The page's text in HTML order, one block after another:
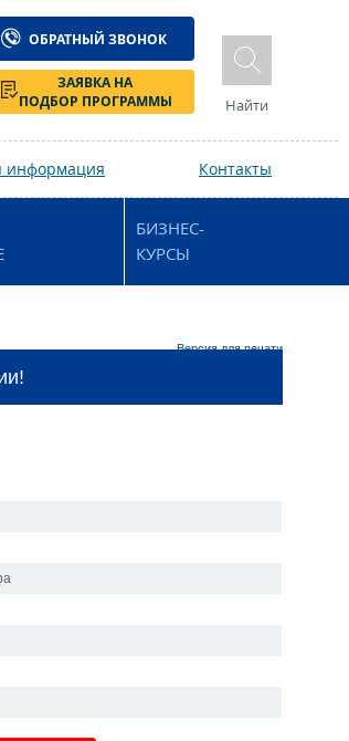
ОБРАТНЫЙ ЗВОНОК
ЗАЯВКА НА
ПОДБОР ПРОГРАММЫ
Найти
информация Контакты
БИЗНЕС-
КУРСЫ
Версия для печати